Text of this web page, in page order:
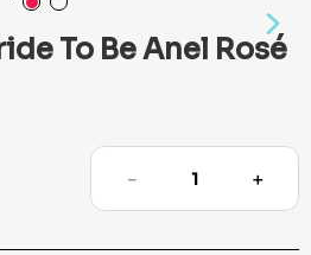
To Be Anel Rosé
＋
－